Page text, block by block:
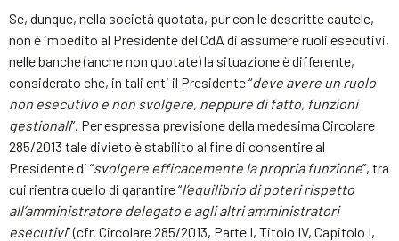
Se, dunque, nella società quotata, pur con le descritte cautele,
non è impedito al Presidente del CdA di assumere ruoli esecutivi,
nelle banche (anche non quotate) la situazione è differente,
considerato che, in tali enti il Presidente “deve avere un ruolo
non esecutivo e non svolgere, neppure di fatto, funzioni
gestionali”. Per espressa previsione della medesima Circolare
285/2013 tale divieto è stabilito al fine di consentire al
Presidente di “svolgere efficacemente la propria funzione”, tra
cui rientra quello di garantire “l’equilibrio di poteri rispetto
all’amministratore delegato e agli altri amministratori
esecutivi” (cfr. Circolare 285/2013, Parte I, Titolo IV, Capitolo I,